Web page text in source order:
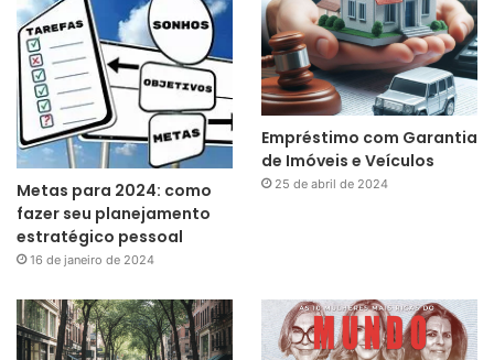
Metas para 2024: como
fazer seu planejamento
estratégico pessoal
16 de janeiro de 2024
Empréstimo com Garantia
de Imóveis e Veículos
25 de abril de 2024